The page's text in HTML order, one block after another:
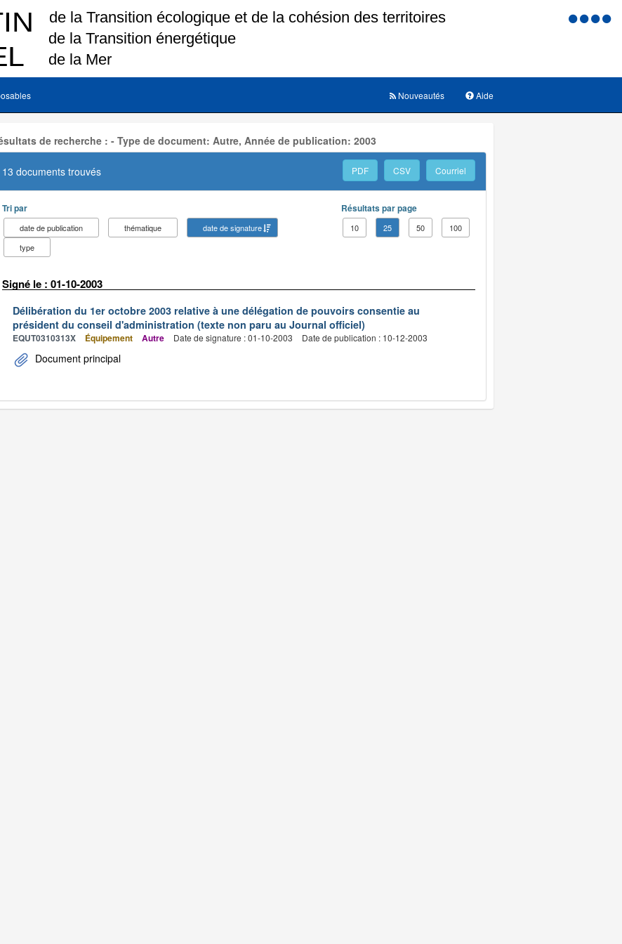
Menu
Aide
Nouveautés
de recherche : - Type de document: Autre, Année de publication: 2003
13 documents trouvés PDF CSV Courriel
Tri par
date de publication thématique
date de signature
type
Résultats par page
10 25 50 100
Signé le : 01-10-2003
Délibération du 1er octobre 2003 relative à une délégation de pouvoirs consentie au
président du conseil d'administration (texte non paru au Journal officiel)
EQUT0310313X Équipement Autre Date de signature : 01-10-2003 Date de publication : 10-12-2003
Document principal